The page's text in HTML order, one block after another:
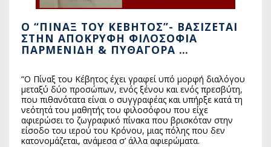
O “ΠΊΝΑΞ ΤΟΥ ΚΈΒΗΤΟΣ”- ΒΑΣΊΖΕΤΑΙ
ΣΤΗΝ ΑΠΌΚΡΥΦΗ ΦΙΛΟΣΟΦΊΑ
ΠΑΡΜΕΝΊΔΗ & ΠΥΘΑΓΌΡΑ …
“Ο Πίναξ του Κέβητος έχει γραφεί υπό μορφή διαλόγου
μεταξύ δύο προσώπων, ενός ξένου και ενός πρεσβύτη,
που πιθανότατα είναι ο συγγραφέας και υπήρξε κατά τη
νεότητά του μαθητής του φιλοσόφου που είχε
αφιερώσει το ζωγραφικό πίνακα που βρισκόταν στην
είσοδο του ιερού του Κρόνου, μιας πόλης που δεν
κατονομάζεται, ανάμεσα σ’ άλλα αφιερώματα.